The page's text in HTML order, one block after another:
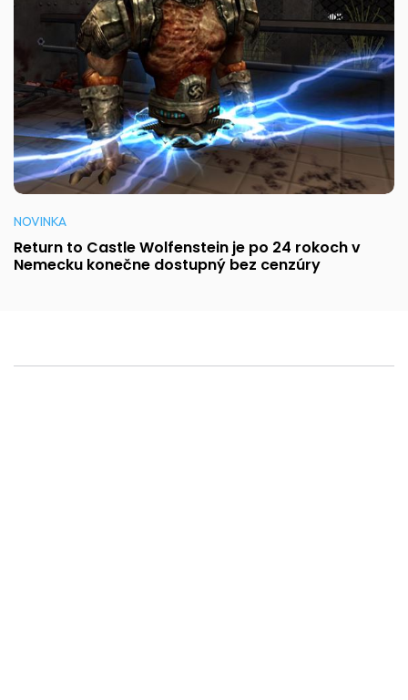
NOVINKA
Return to Castle Wolfenstein je po 24 rokoch v
Nemecku konečne dostupný bez cenzúry